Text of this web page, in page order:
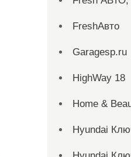
FreshАвто
Garagesp.ru
HighWay 18
Home &
Hyundai